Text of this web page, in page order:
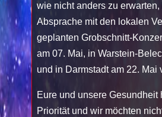
wie nicht anders zu
Absprache mit den lokalen
geplanten Grobschnitt-
am 07. Mai, in Warstein-
und in Darmstadt am 22. Mai
Eure und unsere Gesundheit
Priorität und wir möchten